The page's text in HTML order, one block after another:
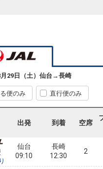
29日（土） 仙台 →長崎
便のみ 直行便のみ
出発 到着 空席
仙台
12:30
5
仙台
07:35
長崎
14:15
3
仙台
09:10
長崎
12:30
2